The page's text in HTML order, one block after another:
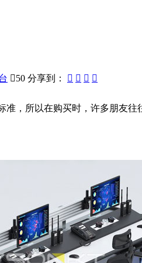
50 分享到：    
所以在购买时，许多朋友往